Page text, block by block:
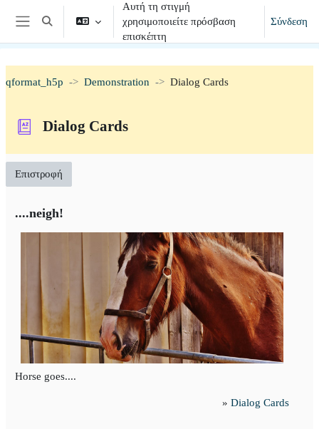
Μετάβαση στο κεντρικό περιεχόμενο
Πλευρικός πίνακας
Εναλλαγή εισόδου αναζήτησης
Αυτή τη στιγμή
χρησιμοποιείτε πρόσβαση
επισκέπτη
Σύνδεση
qformat_h5p Demonstration Dialog Cards
Dialog Cards
Επιστροφή
....neigh!
Horse goes....
» Dialog Cards